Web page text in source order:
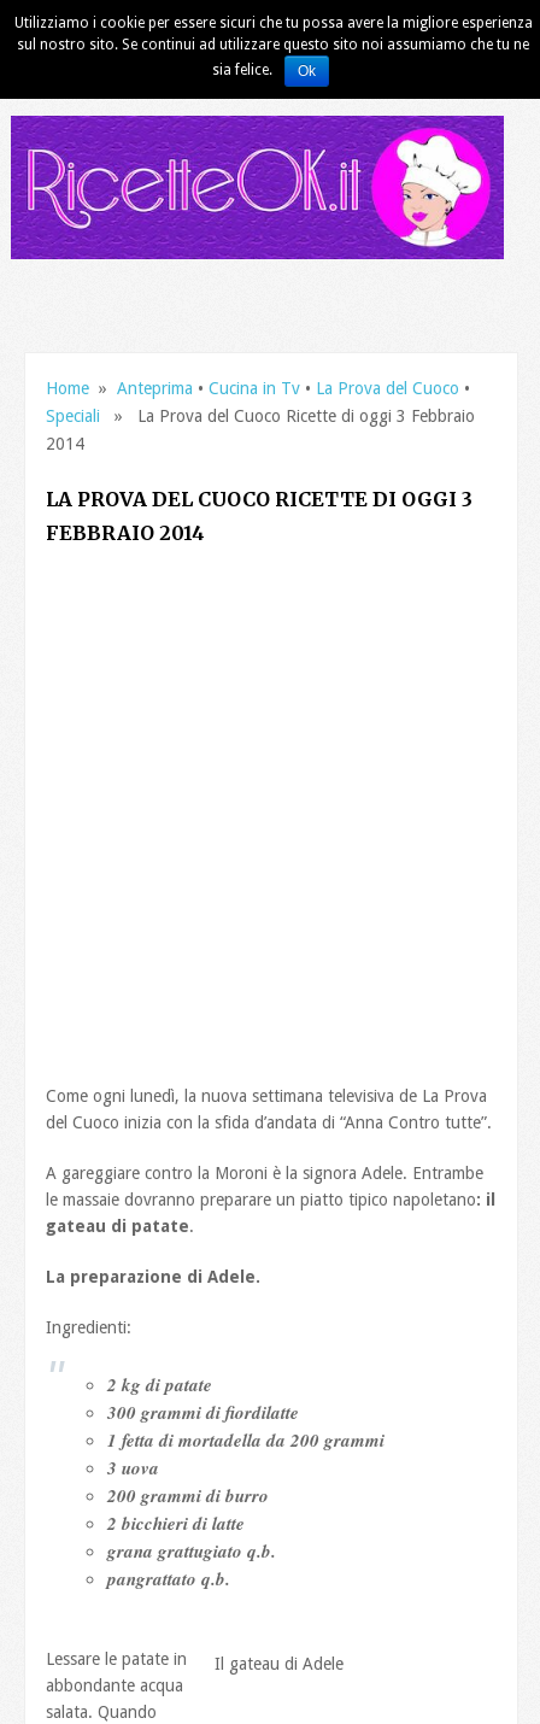
Home »Anteprima •Cucina in Tv • La Prova del Cuoco •
Speciali » La Prova del Cuoco Ricette di oggi 3 Febbraio
2014
LA PROVA DEL CUOCO RICETTE DI OGGI 3
FEBBRAIO 2014
Come ogni lunedì, la nuova settimana televisiva de La Prova
del Cuoco inizia con la sfida d’andata di “Anna Contro tutte”.
A gareggiare contro la Moroni è la signora Adele. Entrambe
le massaie dovranno preparare un piatto tipico napoletano: il
gateau di patate.
La preparazione di Adele.
Ingredienti:
2 kg di patate
300 grammi di fiordilatte
1 fetta di mortadella da 200 grammi
3 uova
200 grammi di burro
2 bicchieri di latte
grana grattugiato q.b.
pangrattato q.b.
Il gateau di Adele
Lessare le patate in
abbondante acqua
salata. Quando
Utilizziamo i cookie per essere sicuri che tu possa avere la migliore esperienza
sul nostro sito. Se continui ad utilizzare questo sito noi assumiamo che tu ne
sia felice.
Ok